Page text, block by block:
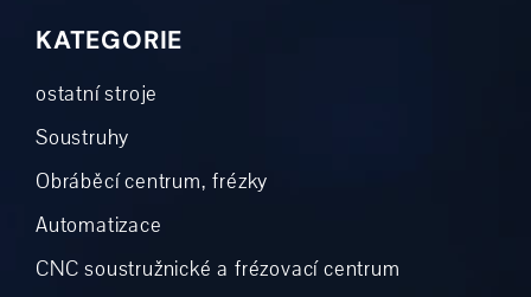
KATEGORIE
ostatní stroje
Soustruhy
Obráběcí centrum, frézky
Automatizace
CNC soustružnické a frézovací centrum